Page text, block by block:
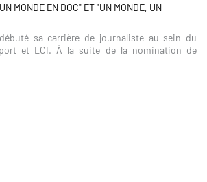
MONDE EN DOC" ET "UN MONDE, UN
sa carrière de journaliste au sein du
et LCI. À la suite de la nomination de